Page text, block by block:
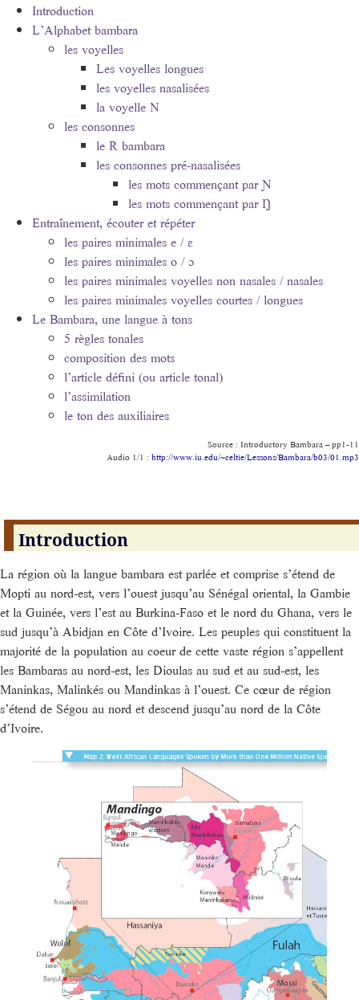
Introduction
L’Alphabet bambara
les voyelles
Les voyelles longues
les voyelles nasalisées
la voyelle N
les consonnes
le R bambara
les consonnes pré-nasalisées
les mots commençant par Ɲ
les mots commençant par Ŋ
Entraînement, écouter et répéter
les paires minimales e / ɛ
les paires minimales o / ɔ
les paires minimales voyelles non nasales / nasales
les paires minimales voyelles courtes / longues
Le Bambara, une langue à tons
5 règles tonales
composition des mots
l’article défini (ou article tonal)
l’assimilation
le ton des auxiliaires
Source : Introductory Bambara – pp1-11
Audio 1/1 : http://www.iu.edu/~celtie/Lessons/Bambara/b03/01.mp3
Introduction
La région où la langue bambara est parlée et comprise s’étend de
Mopti au nord-est, vers l’ouest jusqu’au Sénégal oriental, la Gambie
et la Guinée, vers l’est au Burkina-Faso et le nord du Ghana, vers le
sud jusqu’à Abidjan en Côte d’Ivoire. Les peuples qui constituent la
majorité de la population au coeur de cette vaste région s’appellent
les Bambaras au nord-est, les Dioulas au sud et au sud-est, les
Maninkas, Malinkés ou Mandinkas à l’ouest. Ce cœur de région
s’étend de Ségou au nord et descend jusqu’au nord de la Côte
d’Ivoire.